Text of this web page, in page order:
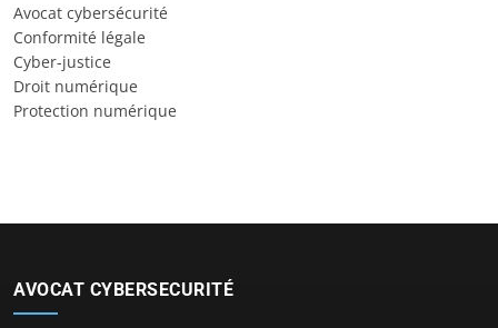
Avocat cybersécurité
Conformité légale
Cyber-justice
Droit numérique
Protection numérique
AVOCAT CYBERSECURITÉ